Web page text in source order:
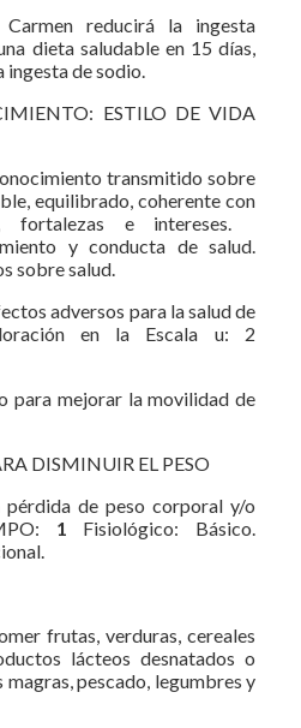
reducirá la ingesta
dieta saludable en 15 días,
ingesta de sodio.
ESTILO DE VIDA
transmitido sobre
equilibrado, coherente con
fortalezas e intereses.
y conducta de salud.
sobre salud.
adversos para la salud de
en la Escala u: 2
para mejorar la movilidad de
DISMINUIR EL PESO
pérdida de peso corporal y/o
1 Fisiológico: Básico.
frutas, verduras, cereales
lácteos desnatados o
magras, pescado, legumbres y